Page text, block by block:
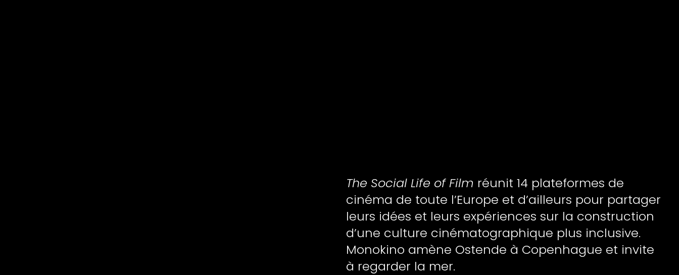
The Social Life of Film réunit 14 plateformes de
cinéma de toute l’Europe et d’ailleurs pour partager
leurs idées et leurs expériences sur la construction
d’une culture cinématographique plus inclusive.
Monokino amène Ostende à Copenhague et invite
à regarder la mer.